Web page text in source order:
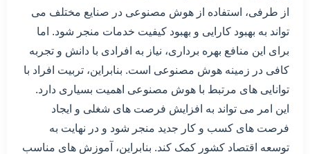
از طرفی، استفاده از هوش مصنوعی در صنایع مختلف می
تواند به بهبود کارایی و بهبود کیفیت خدمات منجر شود. اما
برای این منافع بهره برداری، نیاز به افرادی با دانش و تجربه
کافی در زمینه هوش مصنوعی است. بنابراین، تربیت افراد با
توانایی های مرتبط با هوش مصنوعی اهمیت بسیاری دارد.
این امر می تواند به افزایش فرصت های شغلی و ایجاد
فرصت های کسب و کار جدید منجر شود و در نهایت به
توسعه اقتصاد کشور کمک کند. بنابراین، آموزش های مناسب